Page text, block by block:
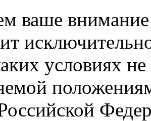
ваше
условиях